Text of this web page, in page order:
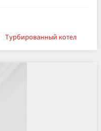
Турбированный котел